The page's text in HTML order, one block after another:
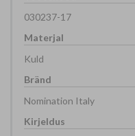
030237-17
Kuld
Nomination Italy